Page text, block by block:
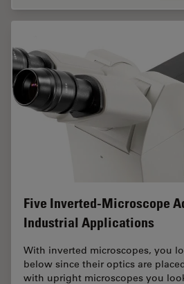
Five Inverted-Microscope
Industrial Applications
With inverted microscopes, you
below since their optics are
with upright microscopes you